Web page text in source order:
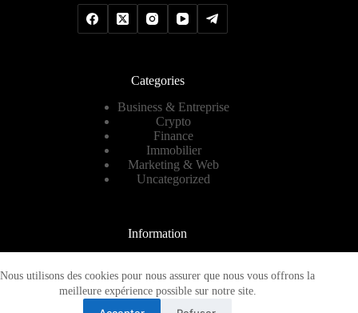
Nous utilisons des cookies pour nous assurer que nous vous offrons la
meilleure expérience possible sur notre site.
Categories
Business & Entreprise
Crypto
Finance
Immobilier
Marketing & Web
Uncategorized
Information
A propos
Plan de site
Mentions légales